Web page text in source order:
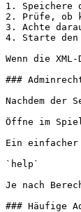
1. Speichere
2. Prüfe, ob
3. Achte
4. Starte den
Wenn die
###
Nachdem
Öffne im
Ein
`help`
Je nach
### Häufige